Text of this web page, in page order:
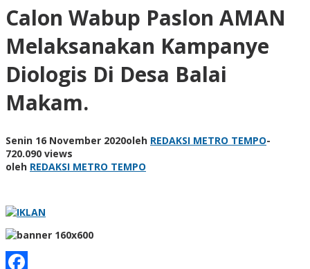
Calon Wabup Paslon AMAN
Melaksanakan Kampanye
Diologis Di Desa Balai
Makam.
Senin 16 November 2020oleh REDAKSI METRO TEMPO-
720.090 views
oleh REDAKSI METRO TEMPO